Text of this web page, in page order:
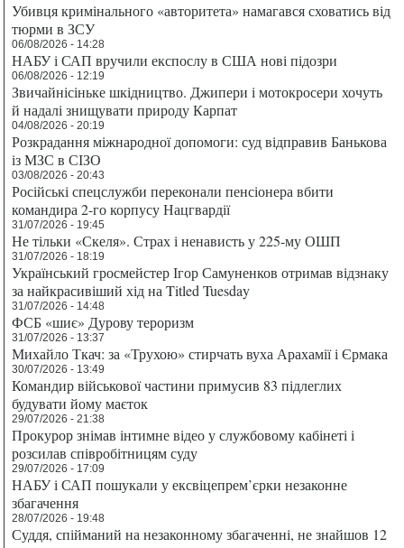
Убивця кримінального «авторитета» намагався сховатись від
тюрми в ЗСУ
06/08/2026 - 14:28
НАБУ і САП вручили експослу в США нові підозри
06/08/2026 - 12:19
Звичайнісіньке шкідництво. Джипери і мотокросери хочуть
й надалі знищувати природу Карпат
04/08/2026 - 20:19
Розкрадання міжнародної допомоги: суд відправив Банькова
із МЗС в СІЗО
03/08/2026 - 20:43
Російські спецслужби переконали пенсіонера вбити
командира 2-го корпусу Нацгвардії
31/07/2026 - 19:45
Не тільки «Скеля». Страх і ненависть у 225-му ОШП
31/07/2026 - 18:19
Український гросмейстер Ігор Самуненков отримав відзнаку
за найкрасивіший хід на Titled Tuesday
31/07/2026 - 14:48
ФСБ «шиє» Дурову тероризм
31/07/2026 - 13:37
Михайло Ткач: за «Трухою» стирчать вуха Арахамії і Єрмака
30/07/2026 - 13:49
Командир військової частини примусив 83 підлеглих
будувати йому маєток
29/07/2026 - 21:38
Прокурор знімав інтимне відео у службовому кабінеті і
розсилав співробітницям суду
29/07/2026 - 17:09
НАБУ і САП пошукали у ексвіцепрем’єрки незаконне
збагачення
28/07/2026 - 19:48
Суддя, спійманий на незаконному збагаченні, не знайшов 12